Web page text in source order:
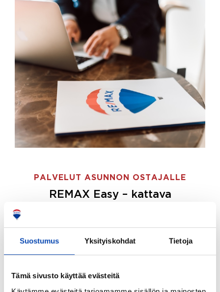
Suostumus Yksityiskohdat Tietoja
Tämä sivusto käyttää evästeitä
PALVELUT ASUNNON OSTAJALLE
REMAX Easy – kattava
ostajille.
Tee ostotoimeksianto ja etsimme juuri